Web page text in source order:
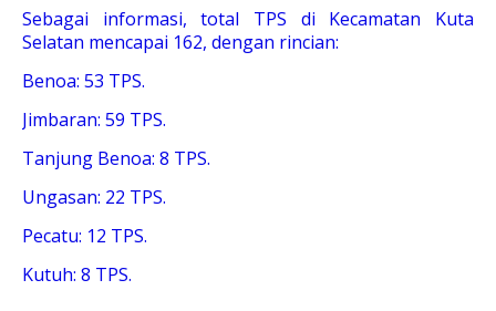
Sebagai informasi, total TPS di Kecamatan Kuta
Selatan mencapai 162, dengan rincian:
Benoa: 53 TPS.
Jimbaran: 59 TPS.
Tanjung Benoa: 8 TPS.
Ungasan: 22 TPS.
Pecatu: 12 TPS.
Kutuh: 8 TPS.